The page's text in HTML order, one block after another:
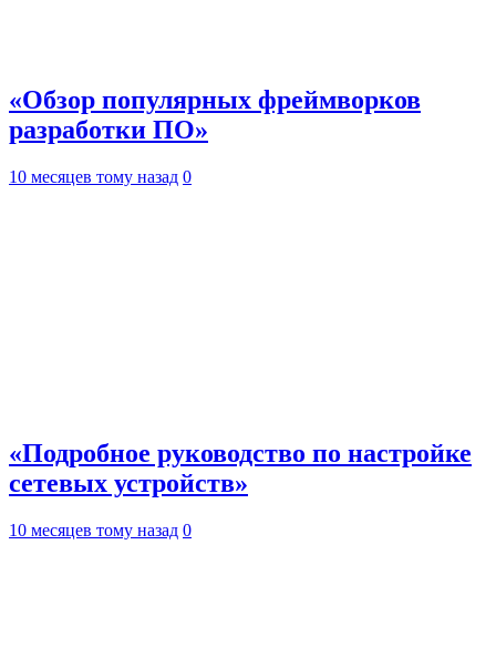
«Обзор популярных фреймворков
разработки ПО»
10 месяцев тому назад 0
«Подробное руководство по настройке
сетевых устройств»
10 месяцев тому назад 0